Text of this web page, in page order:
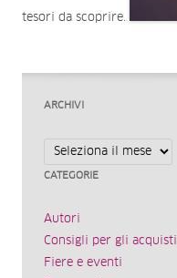
tesori da scoprire.
ARCHIVI
Archivi
CATEGORIE
Autori
Consigli per gli acquisti
Fiere e eventi